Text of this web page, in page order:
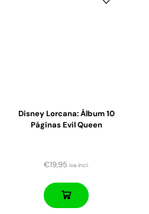
Disney Lorcana: Álbum 10
Páginas Evil Queen
€19,95 iva incl.